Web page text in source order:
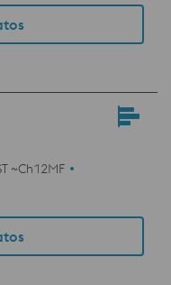
~Ch12MF